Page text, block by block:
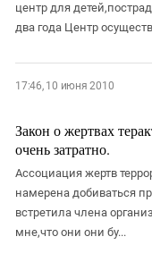
Северная Осетия -
Южный Кавказ
ЮФО
центр для
два года Центр
17:46, 10 июня 2010
Закон о жертвах
очень затратно.
Ассоциация жертв
намерена добиваться
встретила члена
мне,что они они бу...